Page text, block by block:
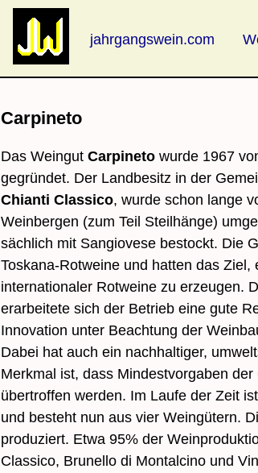
jahrgangswein.com
Carpineto
Das WeingutCarpineto wurde 1967
gegründet. Der Landbesitz in der
Chianti Classico, wurde schon lange
Weinbergen (zum Teil Steilhänge)
sächlich mit Sangiovese bestockt. Die
Toskana-Rotweine und hatten das
inter­nationaler Rotweine zu erzeugen.
erarbeitete sich der Betrieb eine gute
Innovation unter Beachtung der
Dabei hat auch ein nachhaltiger,
Merkmal ist, dass Mindest­vorgaben
übertroffen werden. Im Laufe der Zeit
und besteht nun aus vier Weingütern.
produziert. Etwa 95% der
Classico, Brunello di Montalcino und